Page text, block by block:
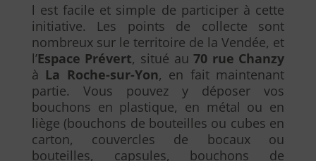
l est facile et simple de participer à cette
initiative. Les points de collecte sont
nombreux sur le territoire de la Vendée, et
l’Espace Prévert, situé au70 rue Chanzy
à La Roche-sur-Yon, en fait maintenant
partie. Vous pouvez y déposer vos
bouchons en plastique, en métal ou en
liège (bouchons de bouteilles ou cubes en
carton, couvercles de bocaux ou
bouteilles, capsules, bouchons de